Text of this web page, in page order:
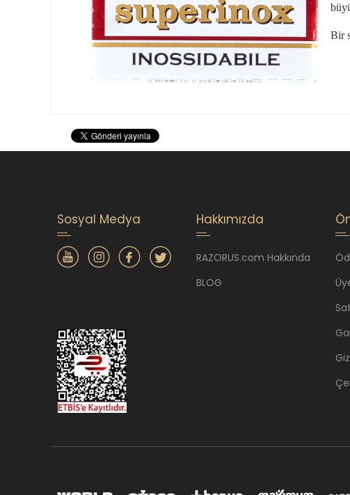
Bir
Sosyal Medya Hakkımızda
RAZORUS.com Hakkında
BLOG